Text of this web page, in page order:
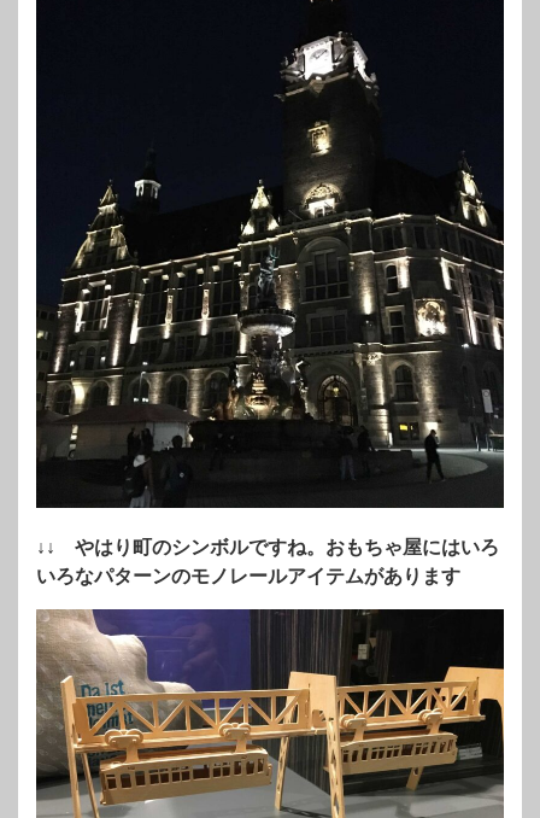
↓↓ やはり町のシンボルですね。おもちゃ屋にはいろ
いろなパターンのモノレールアイテムがあります